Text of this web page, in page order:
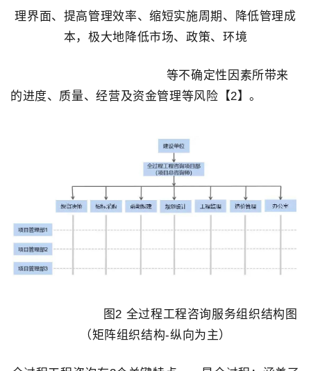
理界面、提高管理效率、缩短实施周期、降低管理成
本，极大地降低市场、政策、环境
等不确定性因素所带来
的进度、质量、经营及资金管理等风险【2】。
图2 全过程工程咨询服务组织结构图
（矩阵组织结构-纵向为主）